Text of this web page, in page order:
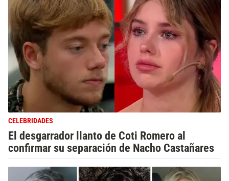
CELEBRIDADES
El desgarrador llanto de Coti Romero al
confirmar su separación de Nacho Castañares